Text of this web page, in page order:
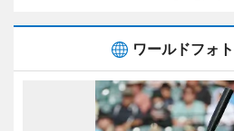
ワールドフォ